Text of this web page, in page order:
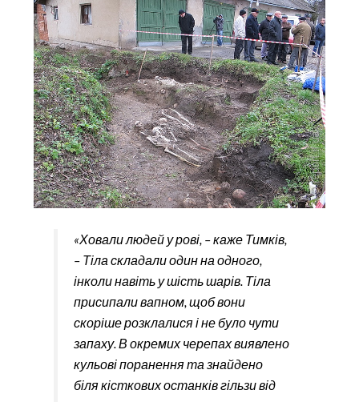
«Ховали людей у рові, – каже Тимків,
– Тіла складали один на одного,
інколи навіть у шість шарів. Тіла
присипали вапном, щоб вони
скоріше розклалися і не було чути
запаху. В окремих черепах виявлено
кульові поранення та знайдено
біля кісткових останків гільзи від